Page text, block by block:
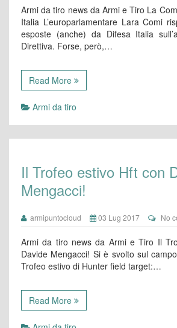
Armi da tiro news da Armi e Tiro La
Italia L’europarlamentare Lara Comi
esposte (anche) da Difesa Italia
Direttiva. Forse, però,…
Read More
Armi da tiro
Il Trofeo estivo Hft con
Mengacci!
armipuntocloud 03 Lug 2017 No
Armi da tiro news da Armi e Tiro Il
Davide Mengacci! Si è svolto sul
Trofeo estivo di Hunter field target:…
Read More